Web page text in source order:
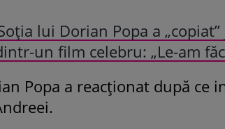
lui Dorian Popa a
un film celebru: „Le-am
Popa a reacționat după ce